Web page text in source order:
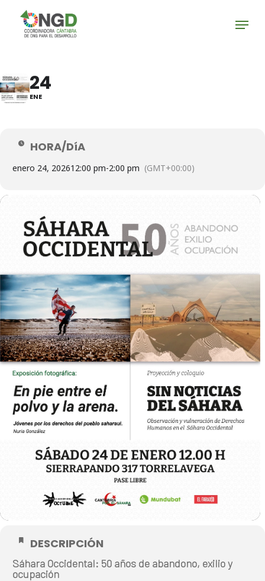
main
Menu
24
ENE
HORA/DíA
enero 24, 202612:00 pm-2:00 pm (GMT+00:00)
DESCRIPCIÓN
Sáhara Occidental: 50 años de abandono, exilio y
ocupación